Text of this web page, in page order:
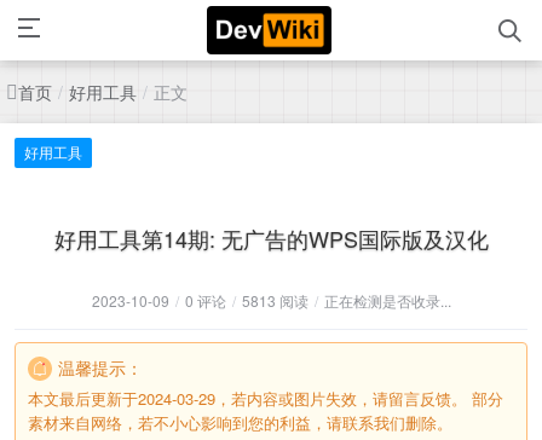
首页 / 好用工具 / 正文
好用工具
好用工具第14期: 无广告的WPS国际版及汉化
2023-10-09 / 0 评论 / 5813 阅读 / 正在检测是否收录...
温馨提示：
本文最后更新于2024-03-29，若内容或图片失效，请留言反馈。 部分
素材来自网络，若不小心影响到您的利益，请联系我们删除。